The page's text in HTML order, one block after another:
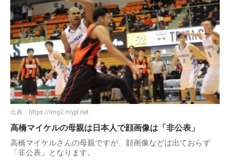
出典： https://img2.mypl.net
高橋マイケルの母親は日本人で顔画像は「非公表」
高橋マイケルさんの母親ですが、顔画像などは出ておらず
「非公表」となります。